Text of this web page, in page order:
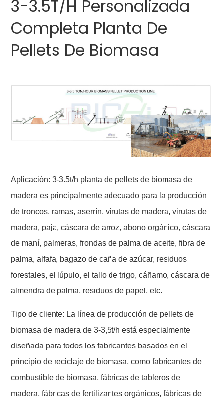
3-3.5T/H Personalizada
Completa Planta De
Pellets De Biomasa
Aplicación: 3-3.5t/h planta de pellets de biomasa de
madera es principalmente adecuado para la producción
de troncos, ramas, aserrín, virutas de madera, virutas de
madera, paja, cáscara de arroz, abono orgánico, cáscara
de maní, palmeras, frondas de palma de aceite, fibra de
palma, alfafa, bagazo de caña de azúcar, residuos
forestales, el lúpulo, el tallo de trigo, cáñamo, cáscara de
almendra de palma, residuos de papel, etc.
Tipo de cliente: La línea de producción de pellets de
biomasa de madera de 3-3,5t/h está especialmente
diseñada para todos los fabricantes basados en el
principio de reciclaje de biomasa, como fabricantes de
combustible de biomasa, fábricas de tableros de
madera, fábricas de fertilizantes orgánicos, fábricas de